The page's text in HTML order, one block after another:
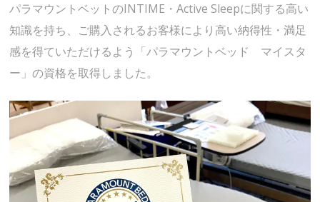
パラマウントベットのINTIME・Active Sleepに関する高い
知識を持ち、ご購入されるお客様により高い納得性・満足
感を得ていただけるよう「パラマウントベッド マイスタ
ー」の資格を取得しました。